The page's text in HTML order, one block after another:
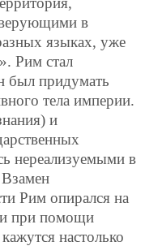
верующими в
языках, уже
Рим стал
был придумать
тела империи.
и
нереализуемыми в
Рим опирался на
при помощи
настолько